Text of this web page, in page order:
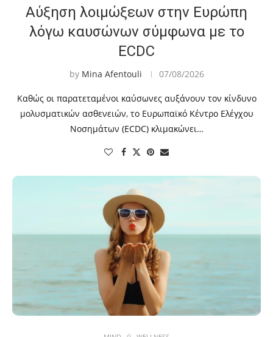
Αύξηση λοιμώξεων στην Ευρώπη
λόγω καυσώνων σύμφωνα με το
ECDC
by Mina Afentouli 07/08/2026
Καθώς οι παρατεταμένοι καύσωνες αυξάνουν τον κίνδυνο
μολυσματικών ασθενειών, το Ευρωπαϊκό Κέντρο Ελέγχου
Νοσημάτων (ECDC) κλιμακώνει…